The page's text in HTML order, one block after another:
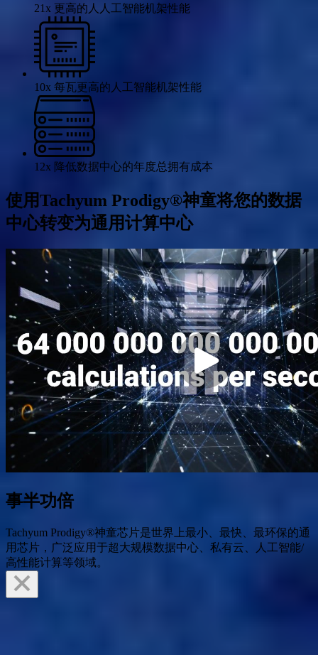
21x 更高的人人工智能机架性能
10x 每瓦更高的人工智能机架性能
12x 降低数据中心的年度总拥有成本
使用Tachyum Prodigy®神童将您的数据
中心转变为通用计算中心
事半功倍
Tachyum Prodigy®神童芯片是世界上最小、最快、最环保的通
用芯片，广泛应用于超大规模数据中心、私有云、人工智能/
高性能计算等领域。